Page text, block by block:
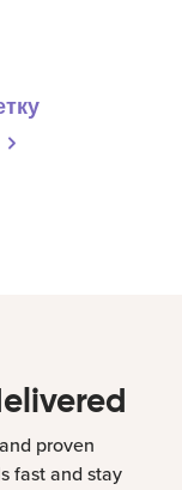
proven
fast and stay